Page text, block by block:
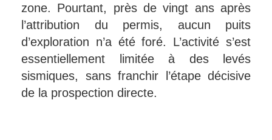
zone. Pourtant, près de vingt ans après
l’attribution du permis, aucun puits
d’exploration n’a été foré. L’activité s’est
essentiellement limitée à des levés
sismiques, sans franchir l’étape décisive
de la prospection directe.